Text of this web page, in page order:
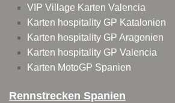
VIP Village Karten Valencia
Karten hospitality GP Katalonien
Karten hospitality GP Aragonien
Karten hospitality GP Valencia
Karten MotoGP Spanien
Rennstrecken Spanien